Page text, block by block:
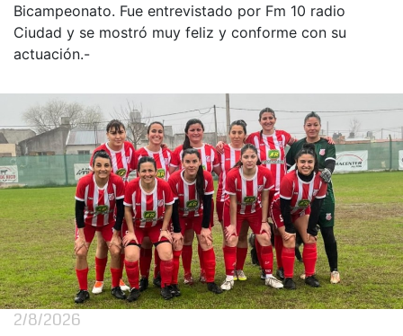
Bicampeonato. Fue entrevistado por Fm 10 radio
Ciudad y se mostró muy feliz y conforme con su
actuación.-
2/8/2026